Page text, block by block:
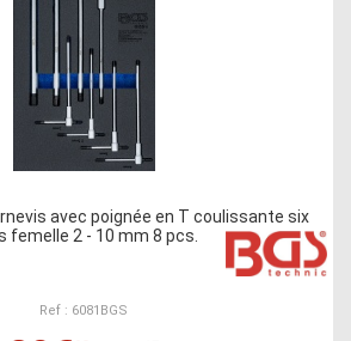
avec poignée en T coulissante six
femelle 2 - 10 mm 8 pcs.
Ref : 6081BGS